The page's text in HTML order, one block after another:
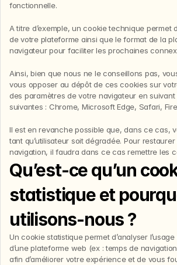
fonctionnelle.
A titre d’exemple, un cookie technique permet
de votre plateforme ainsi que le format de la
navigateur pour faciliter les prochaines
Ainsi, bien que nous ne le conseillons pas,
vous opposer au dépôt de ces cookies sur
des paramètres de votre navigateur en
suivantes : Chrome, Microsoft Edge, Safari,
Il est en revanche possible que, dans ce cas,
tant qu’utilisateur soit dégradée. Pour
navigation, il faudra dans ce cas remettre les
Qu’est-ce qu’un
statistique et
utilisons-nous ?
Un cookie statistique permet d’analyser
d’une plateforme web (ex : temps de
afin d’améliorer votre expérience et de vous